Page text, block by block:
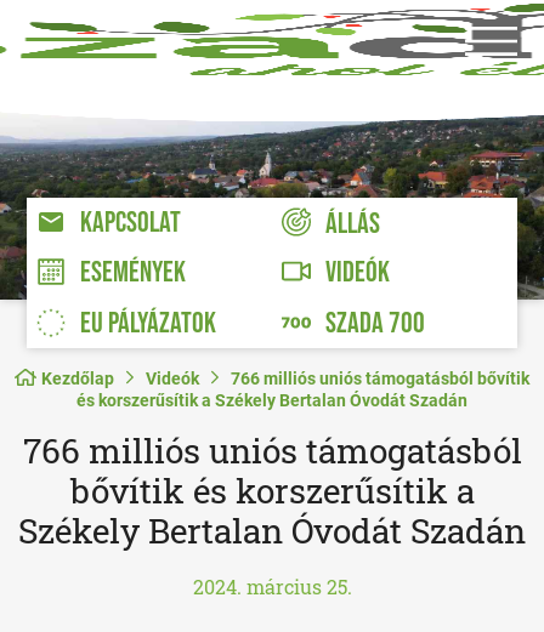
KAPCSOLAT
ÁLLÁS
ESEMÉNYEK
VIDEÓK
EU PÁLYÁZATOK
SZADA 700
Kezdőlap Videók
766 milliós uniós támogatásból bővítik
és korszerűsítik a Székely Bertalan Óvodát Szadán
766 milliós uniós támogatásból
bővítik és korszerűsítik a
Székely Bertalan Óvodát Szadán
2024. március 25.